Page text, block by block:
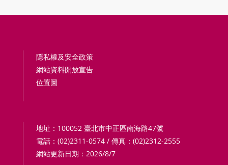
隱私權及安全政策
網站資料開放宣告
位置圖
地址：100052 臺北市中正區南海路47號
電話：(02)2311-0574 / 傳真：(02)2312-2555
網站更新日期：2026/8/7